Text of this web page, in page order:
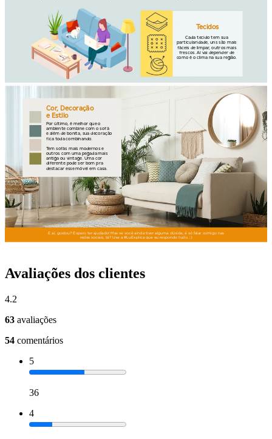
Avaliações dos clientes
4.2
63 avaliações
54 comentários
5
36
4